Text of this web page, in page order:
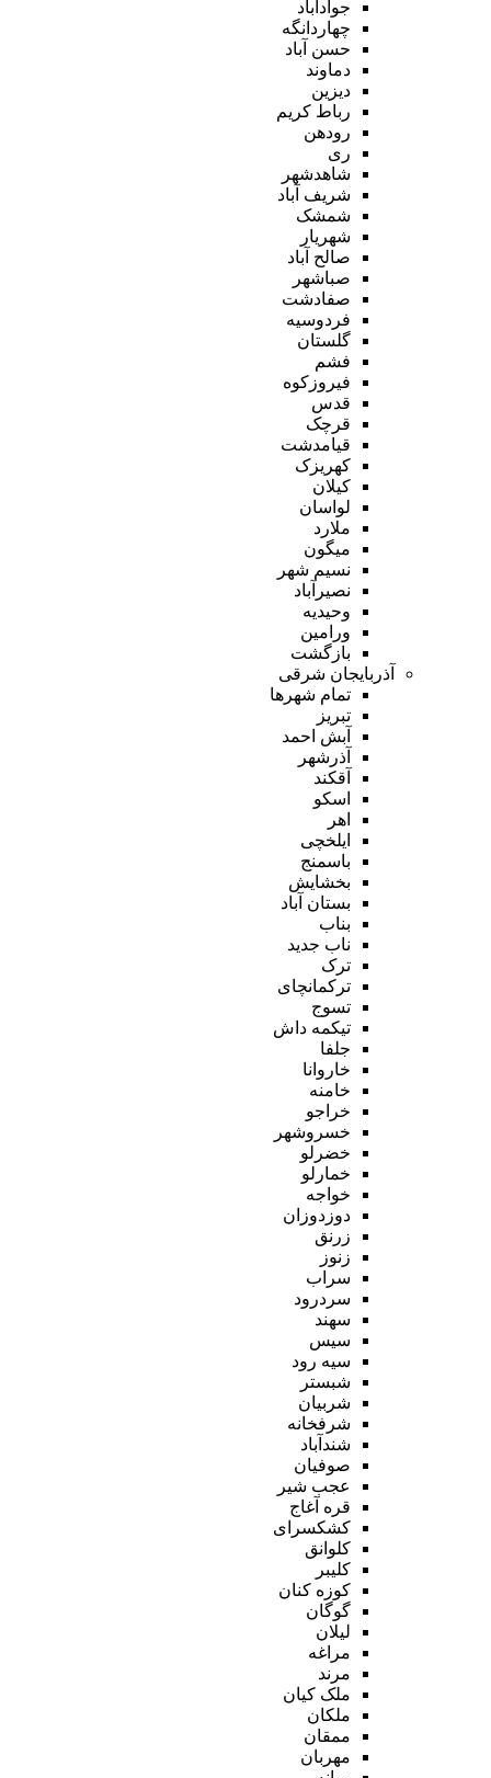
جوادآباد
چهاردانگه
حسن آباد
دماوند
دیزین
رباط کریم
رودهن
ری
شاهدشهر
شریف آباد
شمشک
شهریار
صالح آباد
صباشهر
صفادشت
فردوسیه
گلستان
فشم
فیروزکوه
قدس
قرچک
قیامدشت
کهریزک
کیلان
لواسان
ملارد
میگون
نسیم شهر
نصیرآباد
وحیدیه
ورامین
بازگشت
آذربایجان شرقی
تمام شهر‌ها
تبریز
آبش احمد
آذرشهر
آقکند
اسکو
اهر
ایلخچی
باسمنج
بخشایش
بستان آباد
بناب
ناب جدید
ترک
ترکمانچای
تسوج
تیکمه داش
جلفا
خاروانا
خامنه
خراجو
خسروشهر
خضرلو
خمارلو
خواجه
دوزدوزان
زرنق
زنوز
سراب
سردرود
سهند
سیس
سیه رود
شبستر
شربیان
شرفخانه
شندآباد
صوفیان
عجب شیر
قره آغاج
کشکسرای
کلوانق
کلیبر
کوزه کنان
گوگان
لیلان
مراغه
مرند
ملک کیان
ملکان
ممقان
مهربان